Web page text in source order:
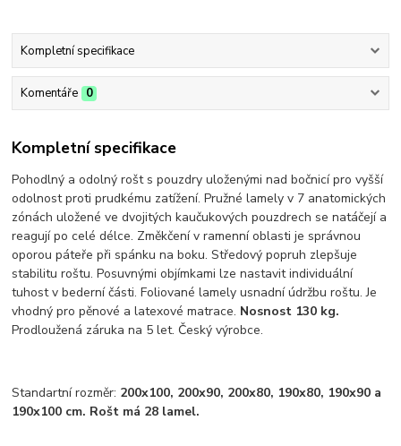
Kompletní specifikace
Komentáře 0
Kompletní specifikace
Pohodlný a odolný rošt s pouzdry uloženými nad bočnicí pro vyšší
odolnost proti prudkému zatížení. Pružné lamely v 7 anatomických
zónách uložené ve dvojitých kaučukových pouzdrech se natáčejí a
reagují po celé délce. Změkčení v ramenní oblasti je správnou
oporou páteře při spánku na boku. Středový popruh zlepšuje
stabilitu roštu. Posuvnými objímkami lze nastavit individuální
tuhost v bederní části. Foliované lamely usnadní údržbu roštu. Je
vhodný pro pěnové a latexové matrace. Nosnost 130 kg.
Prodloužená záruka na 5 let. Český výrobce.
Standartní rozměr: 200x100, 200x90, 200x80, 190x80, 190x90 a
190x100 cm. Rošt má 28 lamel.